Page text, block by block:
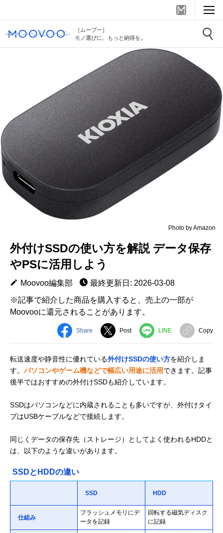
［ムーブー］
モノ選びに、もっと納得を。
Photo by Amazon
外付けSSDの使い方を解説 データ保存
やPSに活用しよう
Moovoo編集部
最終更新日: 2026-03-08
※記事で紹介した商品を購入すると、売上の一部が
Moovooに還元されることがあります。
Share Post LINE Copy
転送速度や静音性に優れている外付けSSDの使い方を紹介しま
す。 パソコンやゲーム機などで幅広い用途に活用できます。記事
後半ではおすすめの外付けSSDも紹介しています。
SSDはパソコンなどに内蔵されることも多いですが、外付けタイ
プはUSBケーブルなどで接続します。
同じくデータの保存先（ストレージ）としてよく使われるHDDと
は、以下のような違いがあります。
SSDとHDDの違い
SSD HDD
仕組み
フラッシュメモリにデ
ータを記録
回転する磁気ディスク
に記録